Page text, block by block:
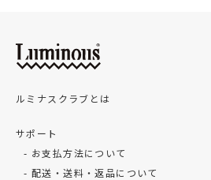
ルミナスクラブとは
サポート
お支払方法について
配送・送料・返品について